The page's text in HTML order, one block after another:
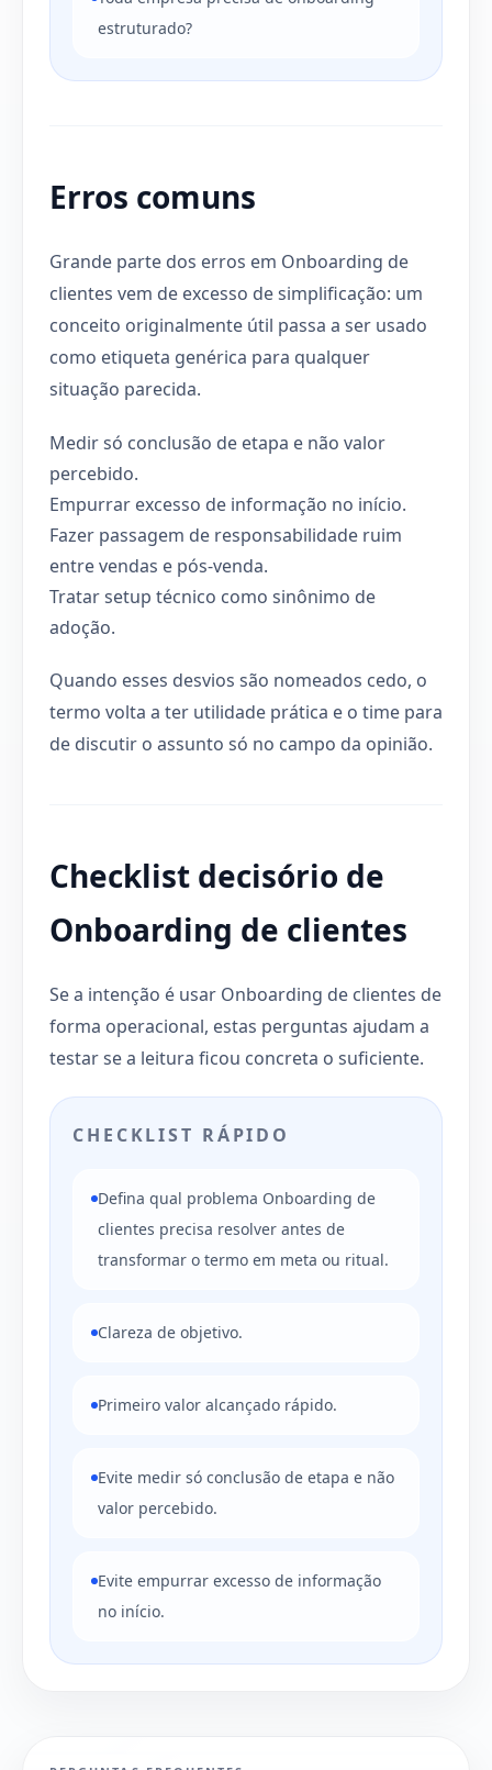
estruturado?
Erros comuns
Grande parte dos erros em Onboarding de
clientes vem de excesso de simplificação: um
conceito originalmente útil passa a ser usado
como etiqueta genérica para qualquer
situação parecida.
Medir só conclusão de etapa e não valor
percebido.
Empurrar excesso de informação no início.
Fazer passagem de responsabilidade ruim
entre vendas e pós-venda.
Tratar setup técnico como sinônimo de
adoção.
Quando esses desvios são nomeados cedo, o
termo volta a ter utilidade prática e o time para
de discutir o assunto só no campo da opinião.
Checklist decisório de
Onboarding de clientes
Se a intenção é usar Onboarding de clientes de
forma operacional, estas perguntas ajudam a
testar se a leitura ficou concreta o suficiente.
CHECKLIST RÁPIDO
Defina qual problema Onboarding de
clientes precisa resolver antes de
transformar o termo em meta ou ritual.
Clareza de objetivo.
Primeiro valor alcançado rápido.
Evite medir só conclusão de etapa e não
valor percebido.
Evite empurrar excesso de informação
no início.